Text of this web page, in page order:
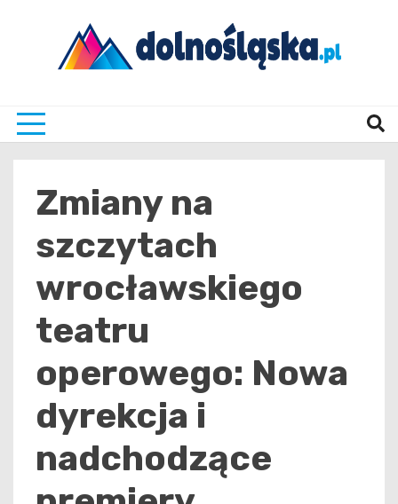
Zmiany na
szczytach
wrocławskiego
teatru
operowego: Nowa
dyrekcja i
nadchodzące